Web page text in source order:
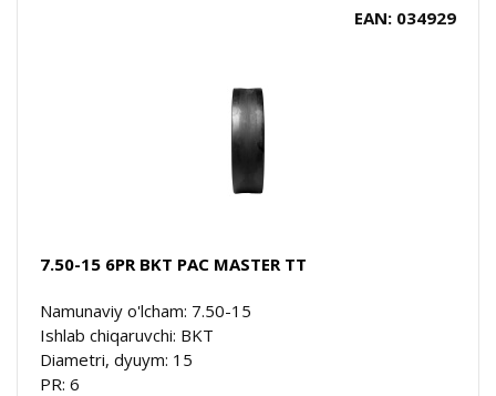
EAN: 034929
7.50-15 6PR BKT PAC MASTER TT
Namunaviy o'lcham: 7.50-15
Ishlab chiqaruvchi: BKT
Diametri, dyuym: 15
PR: 6